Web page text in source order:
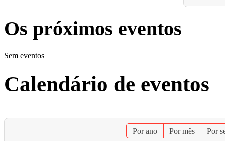
Os próximos eventos
Sem eventos
Calendário de eventos
Por ano Por mês Por